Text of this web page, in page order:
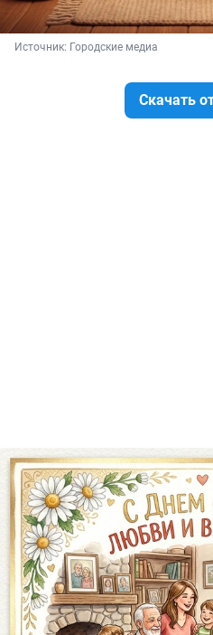
Источник: Городские медиа
Скачать